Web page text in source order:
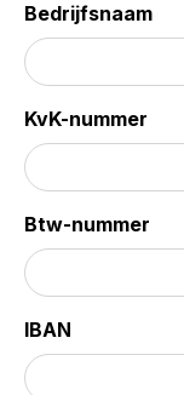
Bedrijfsnaam
KvK-nummer
Btw-nummer
IBAN